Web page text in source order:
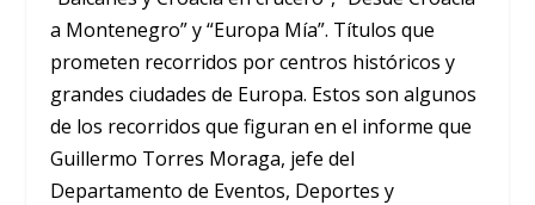
a Montenegro” y “Europa Mía”. Títulos que
prometen recorridos por centros históricos y
grandes ciudades de Europa. Estos son algunos
de los recorridos que figuran en el informe que
Guillermo Torres Moraga, jefe del
Departamento de Eventos, Deportes y